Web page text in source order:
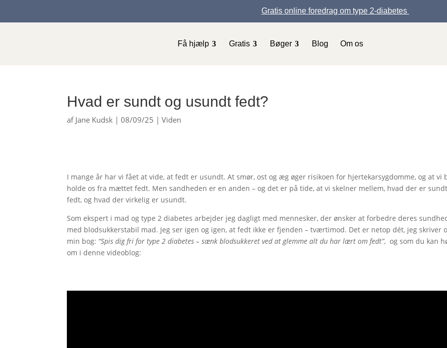
Gratis online foredrag om type 2-diabetes
Få hjælp Gratis Bøger Blog Om os
Hvad er sundt og usundt fedt?
af Jane Kudsk |08/09/25 |Viden
I mange år har vi fået at vide, at fedt er usundt. At smør, ost og æg øger risikoen for hjertekarsygdomme, og at vi
holde os fra mættet fedt. Men sandheden er en anden – og det er på tide, at vi skelner mellem, hvad der er sundt
fedt, og hvad der virkelig er usundt.
Som ekspert i mad og type 2 diabetes arbejder jeg dagligt med mennesker, der ønsker at forbedre deres
med blodsukkerstabil mad. Jeg ser igen og igen, at fedt ikke er fjenden – tværtimod. Det er netop dét, jeg skriver
min bog: “Spis dig fri for type 2 diabetes – sænk blodsukkeret ved at glemme alt du har lært om fedt”, og som du kan
om i denne videoblog: